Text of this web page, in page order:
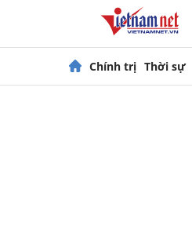
Chính trị Thời sự